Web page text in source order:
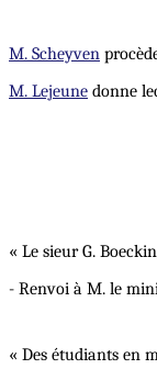
M. Scheyven
M. Lejeune donne
« Le sieur G.
- Renvoi à M. le
« Des étudiants en